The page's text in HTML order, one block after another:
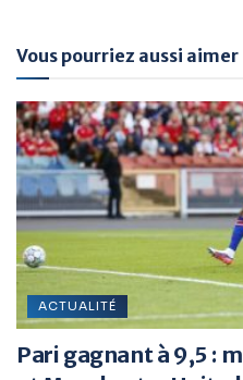
Vous pourriez aussi aimer
ACTUALITÉ
Pari gagnant à 9,5 :